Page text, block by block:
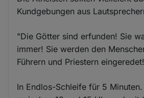
Kundgebungen aus
"Die Götter sind erfunden! Sie
immer! Sie werden den
Führern und Priestern
In Endlos-Schleife für 5